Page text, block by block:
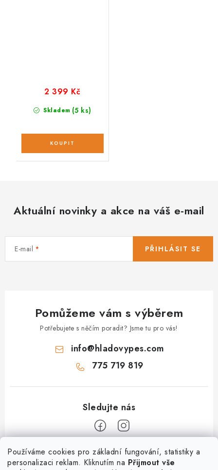
Používáme cookies pro základní fungování, statistiky a
personalizaci reklam. Kliknutím na Přijmout vše
Skladem (5 ks)
2 399 Kč
Aktuální novinky a akce na váš e-mail
E-mail PŘIHLÁSIT SE
Pomůžeme vám s výběrem
Potřebujete s něčím poradit? Jsme tu pro vás!
info@hladovypes.com
775 719 819